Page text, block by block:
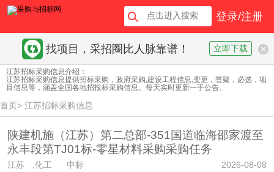
登录/注册
找项目，采招圈比人脉靠谱！ 立即下载
江苏招标采购信息介绍：
江苏招标采购信息提供招标采购，政府采购,建设工程信息,变更，答疑，必选，项
目信息等，涵盖全国各地招投标采购信息。每天实时更新一手公告。
首页> 江苏招标采购信息
陕建机施（江苏）第二总部-351国道临海邵家渡至
永丰段第TJ01标-零星材料采购采购任务
江苏 ,化工 中标 2026-08-08